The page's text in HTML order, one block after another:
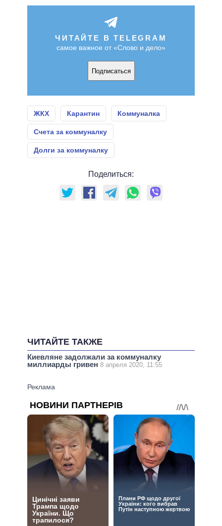
ЧИТАЙТЕ В TELEGRAM
самое важное от «Слово и дело»
Подписаться
ЖКХ Карантин Коммуналка
Счета за коммуналку
Долги за коммуналку
Поделиться:
ЧИТАЙТЕ ТАКЖЕ
Киевляне задолжали за коммуналку
миллиарды гривен 8 апреля 2020, 11:55